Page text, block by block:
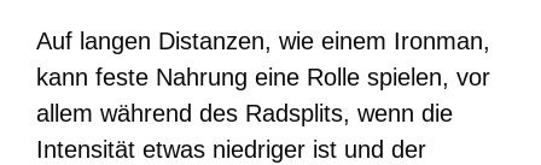
Auf langen Distanzen, wie einem Ironman,
kann feste Nahrung eine Rolle spielen, vor
allem während des Radsplits, wenn die
Intensität etwas niedriger ist und der